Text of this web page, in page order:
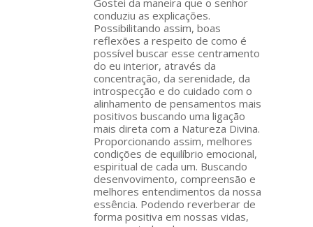
conduziu as explicações.
Possibilitando assim, boas
reflexões a respeito de como é
possível buscar esse centramento
do eu interior, através da
concentração, da serenidade, da
introspecção e do cuidado com o
alinhamento de pensamentos mais
positivos buscando uma ligação
mais direta com a Natureza Divina.
Proporcionando assim, melhores
condições de equilíbrio emocional,
espiritual de cada um. Buscando
desenvovimento, compreensão e
melhores entendimentos da nossa
essência. Podendo reverberar de
forma positiva em nossas vidas,